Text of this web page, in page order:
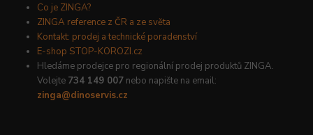
Co je ZINGA?
ZINGA reference z ČR a ze světa
Kontakt: prodej a technické poradenství
E-shop STOP-KOROZI.cz
Hledáme prodejce pro regionální prodej produktů ZINGA.
Volejte 734 149 007 nebo napište na email:
zinga@dinoservis.cz